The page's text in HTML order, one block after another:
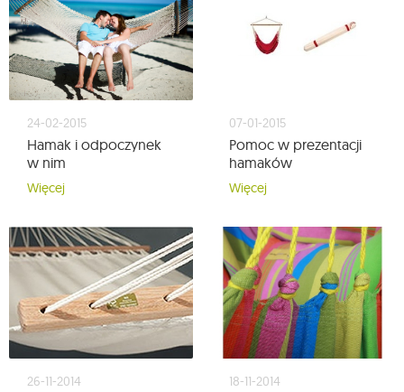
24-02-2015
Hamak i odpoczynek
w nim
Więcej
07-01-2015
Pomoc w prezentacji
hamaków
Więcej
26-11-2014 18-11-2014